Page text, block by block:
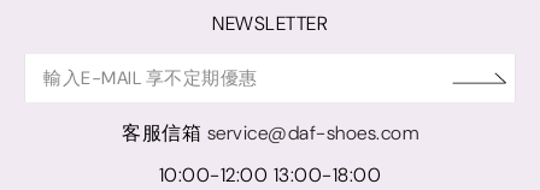
NEWSLETTER
客服信箱 service@daf-shoes.com
10:00-12:00 13:00-18:00